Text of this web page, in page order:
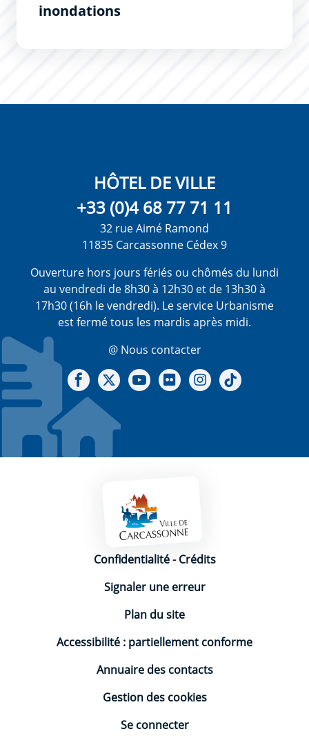
inondations
HÔTEL DE VILLE
+33 (0)4 68 77 71 11
32 rue Aimé Ramond
11835 Carcassonne Cédex 9
Ouverture hors jours fériés ou chômés du lundi
au vendredi de 8h30 à 12h30 et de 13h30 à
17h30 (16h le vendredi). Le service Urbanisme
est fermé tous les mardis après midi.
@ Nous contacter
Notre Facebook
Notre X - (twitter)
Notre chaine Youtube
Notre Gallerie sur Flickr
Notre Instagram
Mentions légales
Confidentialité-Crédits
Signaler une erreur
Plan du site
Accessibilité : partiellement conforme
Annuaire des contacts
Gestion des cookies
Se connecter